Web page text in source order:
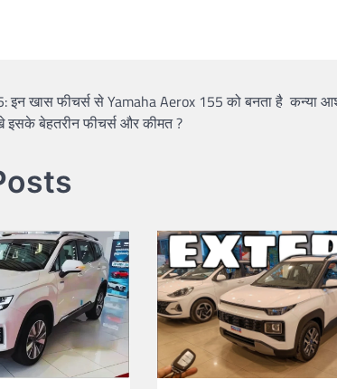
इन खास फीचर्स से Yamaha Aerox 155 को बनता है
बेहतरीन फीचर्स और कीमत ?
कन्या